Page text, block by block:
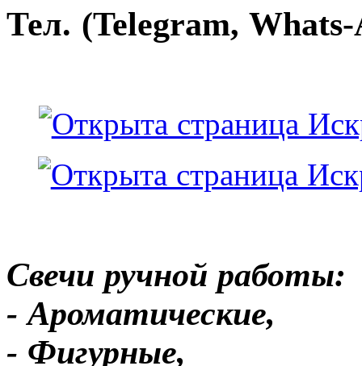
Тел. (Telegram,
Свечи ручной работы:
- Ароматические,
- Фигурные,